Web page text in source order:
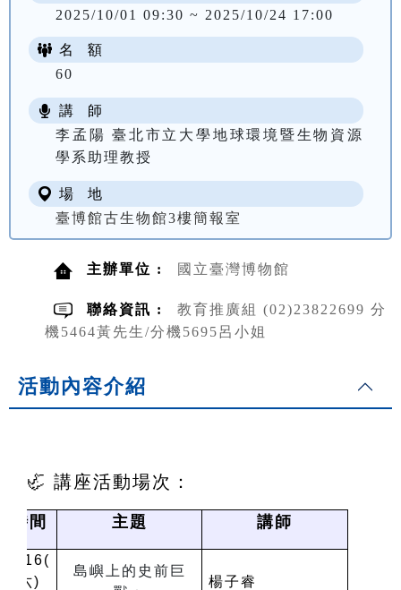
2025/10/01 09:30 ~ 2025/10/24 17:00
名 額
60
講 師
李孟陽 臺北市立大學地球環境暨生物資源
學系助理教授
場 地
臺博館古生物館3樓簡報室
主辦單位 : 國立臺灣博物館
聯絡資訊 :
教育推廣組 (02)23822699 分
機5464黃先生/分機5695呂小姐
活動內容介紹
🦏 講座活動場次：
時間 主題 講師
8/16(
六)
島嶼上的史前巨
楊子睿